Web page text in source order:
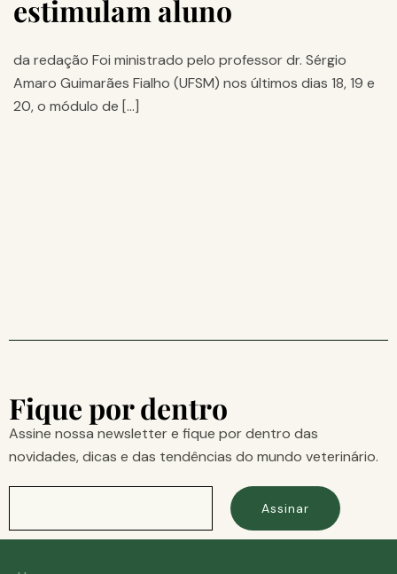
estimulam aluno
da redação Foi ministrado pelo professor dr. Sérgio
Amaro Guimarães Fialho (UFSM) nos últimos dias 18, 19 e
20, o módulo de […]
Fique por dentro
Assine nossa newsletter e fique por dentro das
novidades, dicas e das tendências do mundo veterinário.
Assinar